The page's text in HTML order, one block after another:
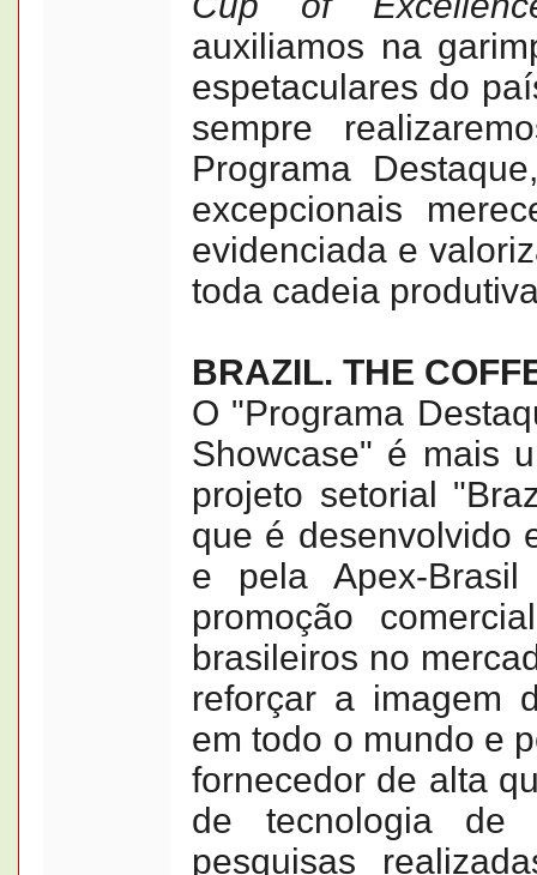
auxiliamos na
espetaculares do
sempre
Programa
excepcionais
evidenciada e
toda cadeia
BRAZIL. THE
O "Programa
Showcase" é mais
projeto setorial
que é desenvolvido
e pela Apex-
promoção
brasileiros no
reforçar a imagem
em todo o mundo e
fornecedor de alta
de tecnologia de
pesquisas